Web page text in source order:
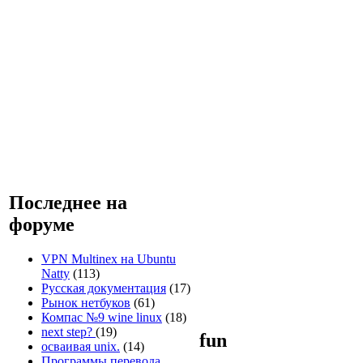
Последнее на
форуме
VPN Multinex на Ubuntu
Natty (113)
Русская документация (17)
Рынок нетбуков (61)
Компас №9 wine linux (18)
next step? (19)
осваивая unix. (14)
fun